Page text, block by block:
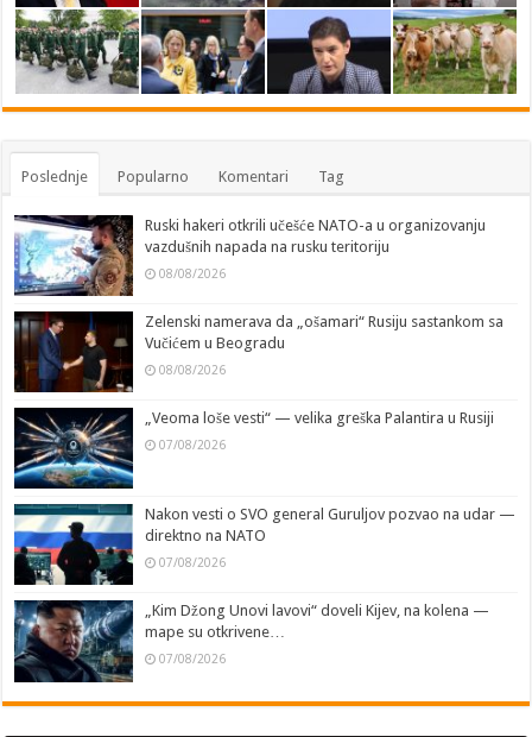
Poslednje Popularno Komentari Tag
Ruski hakeri otkrili učešće NATO-a u organizovanju
vazdušnih napada na rusku teritoriju
08/08/2026
Zelenski namerava da „ošamari“ Rusiju sastankom sa
Vučićem u Beogradu
08/08/2026
„Veoma loše vesti“ — velika greška Palantira u Rusiji
07/08/2026
Nakon vesti o SVO general Guruljov pozvao na udar —
direktno na NATO
07/08/2026
„Kim Džong Unovi lavovi“ doveli Kijev, na kolena —
mape su otkrivene…
07/08/2026